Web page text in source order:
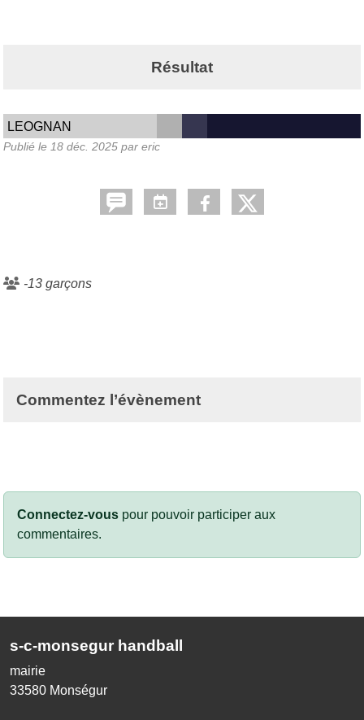
Résultat
LEOGNAN
Publié le 18 déc. 2025 par eric
-13 garçons
Commentez l’évènement
Connectez-vous pour pouvoir participer aux
commentaires.
s-c-monsegur handball
mairie
33580 Monségur